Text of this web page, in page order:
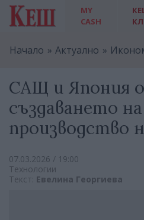
MY
CASH
Начало Актуално
САЩ и Япония
създаването на
производство
07.03.2026 / 19:00
Технологии
Текст: Евелина Георгиева